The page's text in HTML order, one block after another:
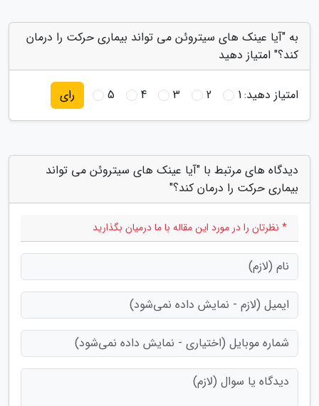
به "آیا عینک های سیتروئن می تواند بیماری حرکت را درمان
کند؟" امتیاز دهید
امتیاز دهید:1
2
3
4
5 رای
دیدگاه های مرتبط با "آیا عینک های سیتروئن می تواند
بیماری حرکت را درمان کند؟"
* نظرتان را در مورد این مقاله با ما درمیان بگذارید